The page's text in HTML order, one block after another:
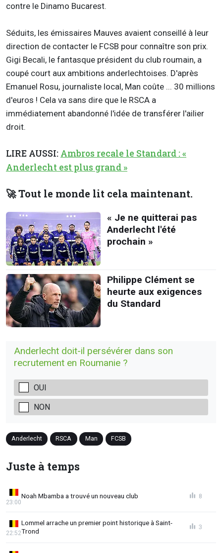
contre le Dinamo Bucarest.
Séduits, les émissaires Mauves avaient conseillé à leur
direction de contacter le FCSB pour connaître son prix.
Gigi Becali, le fantasque président du club roumain, a
coupé court aux ambitions anderlechtoises. D'après
Emanuel Rosu, journaliste local, Man coûte ... 30 millions
d'euros ! Cela va sans dire que le RSCA a
immédiatement abandonné l'idée de transférer l'ailier
droit.
LIRE AUSSI: Ambros recale le Standard : «
Anderlecht est plus grand »
🚀 Tout le monde lit cela maintenant.
« Je ne quitterai pas
Anderlecht l'été
prochain »
Philippe Clément se
heurte aux exigences
du Standard
Anderlecht doit-il persévérer dans son
recrutement en Roumanie ?
OUI
NON
Anderlecht RSCA Man FCSB
Juste à temps
Noah Mbamba a trouvé un nouveau club
23:00
8
Lommel arrache un premier point historique à Saint-
Trond
22:52
3